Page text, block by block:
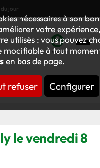
nécessaires à son bon
votre expérience,
utilisés : vous pouvez
modifiable à tout
en bas de page.
refuser Configurer
du jour
Mon
compte
le vendredi 8